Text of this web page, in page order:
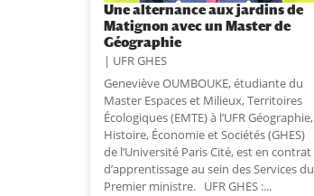
Une alternance aux jardins de
Matignon avec un Master de
Géographie
UFR GHES
Geneviève OUMBOUKE, étudiante du
Master Espaces et Milieux, Territoires
Écologiques (EMTE) à l’UFR Géographie,
Histoire, Économie et Sociétés (GHES)
de l’Université Paris Cité, est en contrat
d’apprentissage au sein des Services du
Premier ministre. UFR GHES :...